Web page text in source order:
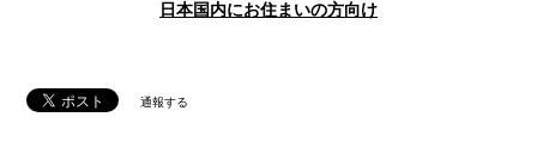
日本国内にお住まいの方向け
通報する